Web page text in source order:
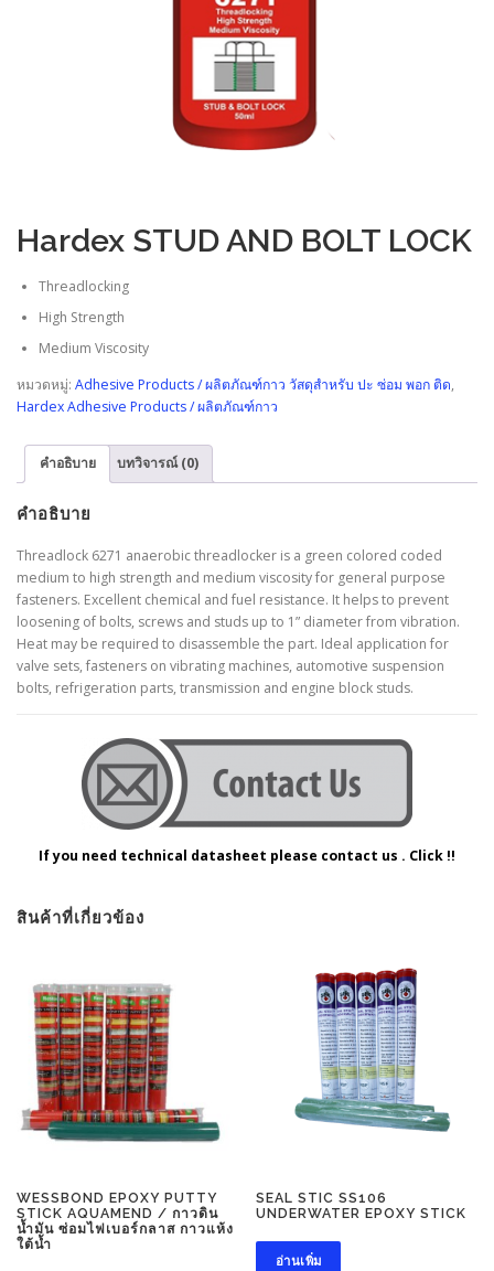
Hardex STUD AND BOLT LOCK
Threadlocking
High Strength
Medium Viscosity
หมวดหมู่: Adhesive Products / ผลิตภัณฑ์กาว วัสดุสำหรับ ปะ ซ่อม พอก ติด,
Hardex Adhesive Products / ผลิตภัณฑ์กาว
คำอธิบาย บทวิจารณ์ (0)
คำอธิบาย
Threadlock 6271 anaerobic threadlocker is a green colored coded
medium to high strength and medium viscosity for general purpose
fasteners. Excellent chemical and fuel resistance. It helps to prevent
loosening of bolts, screws and studs up to 1” diameter from vibration.
Heat may be required to disassemble the part. Ideal application for
valve sets, fasteners on vibrating machines, automotive suspension
bolts, refrigeration parts, transmission and engine block studs.
If you need technical datasheet please contact us . Click !!
สินค้าที่เกี่ยวข้อง
WESSBOND EPOXY PUTTY
STICK AQUAMEND / กาวดิน
น้ำมัน ซ่อมไฟเบอร์กลาส กาวแห้ง
ใต้น้ำ
SEAL STIC SS106
UNDERWATER EPOXY STICK
อ่านเพิ่ม